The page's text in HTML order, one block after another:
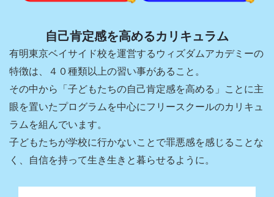
自己肯定感を高めるカリキュラム
有明東京ベイサイド校を運営するウィズダムアカデミーの
特徴は、
４０種類以上の習い事があること。
その中から「子どもたちの自己肯定感を高める」ことに主
眼を置いたプログラムを中心にフリースクールのカリキュ
ラムを組んでいます。
子どもたちが学校に行かないことで罪悪感を感じることな
く、自信を持って生き生きと暮らせるように。